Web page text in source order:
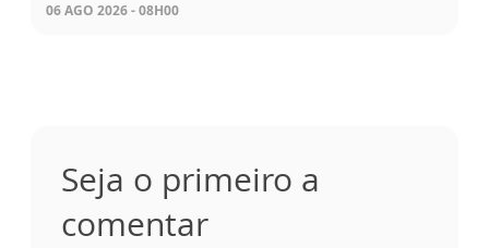
06 AGO 2026 - 08H00
Seja o primeiro a
comentar